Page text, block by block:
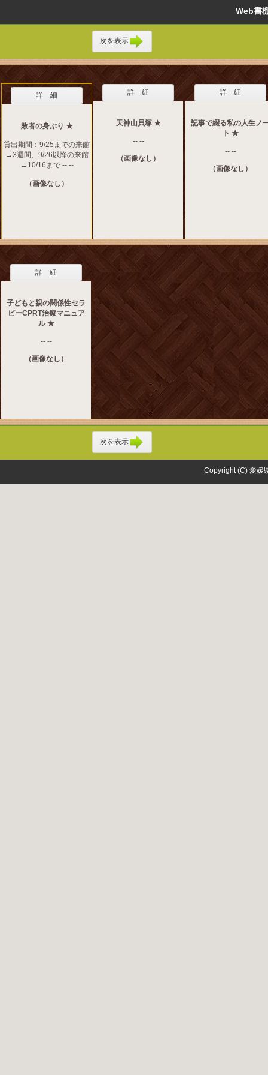
Web
次を表示
詳 細
敗者の身ぶり ★
貸出期間：9/25までの来館
→3週間、9/26以降の来館
→10/16まで -- --
（画像なし）
詳 細
天神山貝塚 ★
-- --
（画像なし）
詳 細
記事で綴る私の人生ノ
ト ★
-- --
（画像なし）
詳 細
子どもと親の関係性セラ
ピーCPRT治療マニュア
ル ★
-- --
（画像なし）
次を表示
Copyright (C) 愛媛